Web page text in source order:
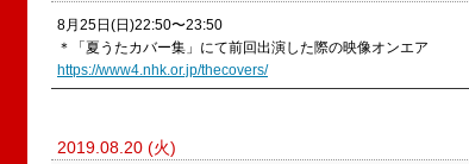
8月25日(日)22:50〜23:50
＊「夏うたカバー集」にて前回出演した際の映像オンエア
https://www4.nhk.or.jp/thecovers/
2019.08.20 (火)